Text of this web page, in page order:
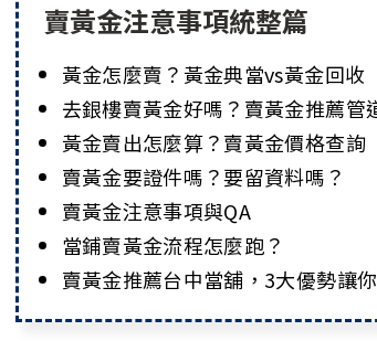
賣黃金注意事項統整篇
黃金怎麼賣？黃金典當vs黃金回收
去銀樓賣黃金好嗎？賣黃金推薦管
黃金賣出怎麼算？賣黃金價格查詢
賣黃金要證件嗎？要留資料嗎？
賣黃金注意事項與QA
當鋪賣黃金流程怎麼跑？
賣黃金推薦台中當舖，3大優勢讓